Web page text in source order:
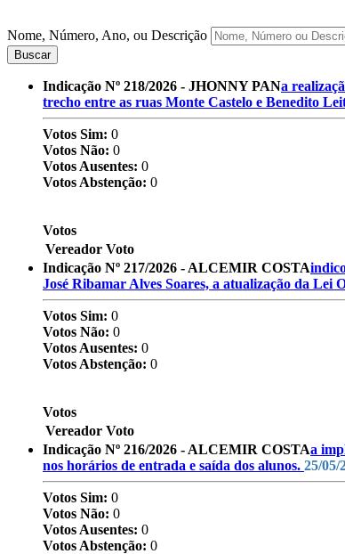
Nome, Número, Ano, ou Descrição
Buscar
Indicação Nº 218/2026 - JHONNY PANa
trecho entre as ruas Monte Castelo e Benedito
Votos Sim: 0
Votos Não: 0
Votos Ausentes: 0
Votos Abstenção: 0
Votos
Vereador Voto
Indicação Nº 217/2026 - ALCEMIR COSTA
José Ribamar Alves Soares, a atualização da Lei
Votos Sim: 0
Votos Não: 0
Votos Ausentes: 0
Votos Abstenção: 0
Votos
Vereador Voto
Indicação Nº 216/2026 - ALCEMIR COSTAa
nos horários de entrada e saída dos alunos. 25/05/
Votos Sim: 0
Votos Não: 0
Votos Ausentes: 0
Votos Abstenção: 0